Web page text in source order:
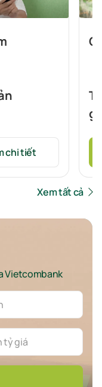
chi tiết
Xem tất cả
Vietcombank